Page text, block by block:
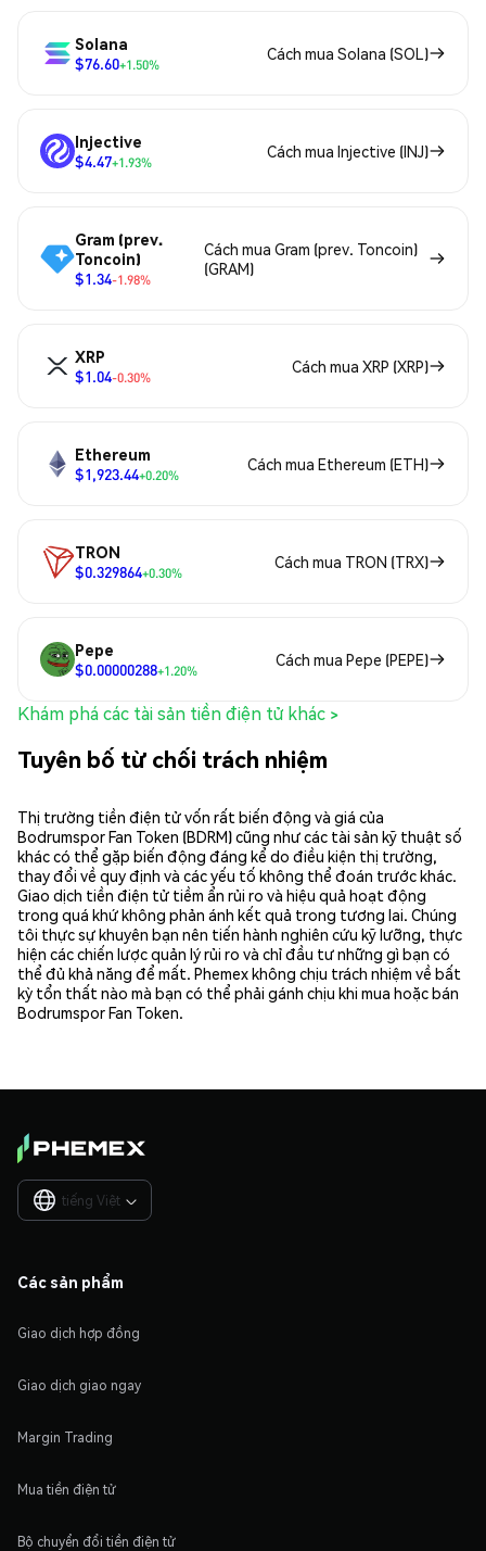
Solana
$76.60+1.50%
Cách mua Solana (SOL)
Injective
$4.47+1.93%
Cách mua Injective (INJ)
Gram (prev.
Toncoin)
$1.34-1.98%
Cách mua Gram (prev. Toncoin)
(GRAM)
XRP
$1.04-0.30%
Cách mua XRP (XRP)
Ethereum
$1,923.44+0.20%
Cách mua Ethereum (ETH)
TRON
$0.329864+0.30%
Cách mua TRON (TRX)
Pepe
$0.00000288+1.20%
Cách mua Pepe (PEPE)
Khám phá các tài sản tiền điện tử khác >
Tuyên bố từ chối trách nhiệm
Thị trường tiền điện tử vốn rất biến động và giá của
Bodrumspor Fan Token (BDRM) cũng như các tài sản kỹ thuật số
khác có thể gặp biến động đáng kể do điều kiện thị trường,
thay đổi về quy định và các yếu tố không thể đoán trước khác.
Giao dịch tiền điện tử tiềm ẩn rủi ro và hiệu quả hoạt động
trong quá khứ không phản ánh kết quả trong tương lai. Chúng
tôi thực sự khuyên bạn nên tiến hành nghiên cứu kỹ lưỡng, thực
hiện các chiến lược quản lý rủi ro và chỉ đầu tư những gì bạn có
thể đủ khả năng để mất. Phemex không chịu trách nhiệm về bất
kỳ tổn thất nào mà bạn có thể phải gánh chịu khi mua hoặc bán
Bodrumspor Fan Token.
tiếng Việt 
Các sản phẩm
Giao dịch hợp đồng
Giao dịch giao ngay
Margin Trading
Mua tiền điện tử
Bộ chuyển đổi tiền điện tử